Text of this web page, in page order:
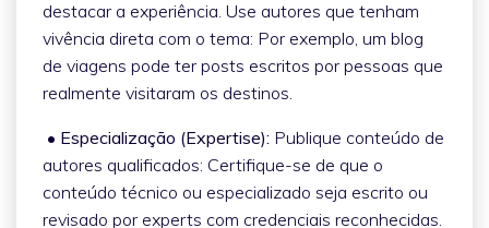
destacar a experiência. Use autores que tenham
vivência direta com o tema: Por exemplo, um blog
de viagens pode ter posts escritos por pessoas que
realmente visitaram os destinos.
• Especialização (Expertise): Publique conteúdo de
autores qualificados: Certifique-se de que o
conteúdo técnico ou especializado seja escrito ou
revisado por experts com credenciais reconhecidas.